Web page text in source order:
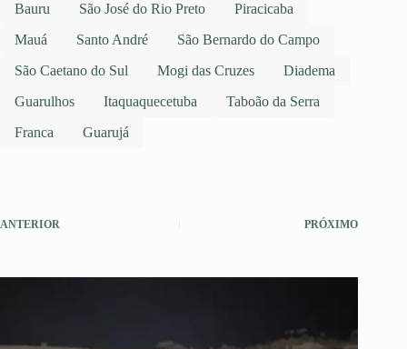
Bauru
São José do Rio Preto
Piracicaba
Mauá
Santo André
São Bernardo do Campo
São Caetano do Sul
Mogi das Cruzes
Diadema
Guarulhos
Itaquaquecetuba
Taboão da Serra
Franca
Guarujá
ANTERIOR PRÓXIMO